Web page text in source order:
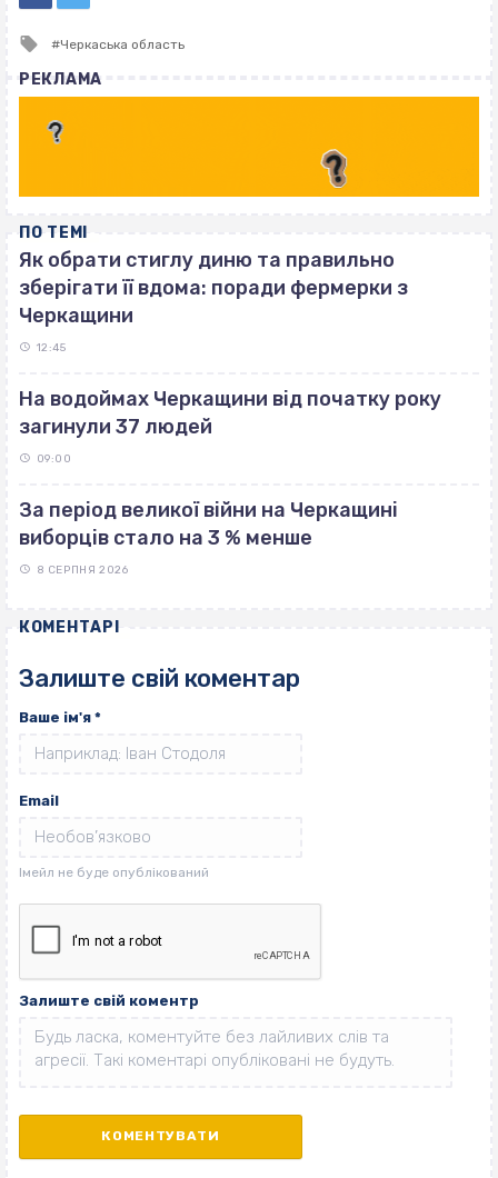
Tagged
Черкаська область
РЕКЛАМА
ПО ТЕМІ
Як обрати стиглу диню та правильно
зберігати її вдома: поради фермерки з
Черкащини
12:45
На водоймах Черкащини від початку року
загинули 37 людей
09:00
За період великої війни на Черкащині
виборців стало на 3 % менше
8 СЕРПНЯ 2026
КОМЕНТАРІ
Залиште свій коментар
Ваше ім'я *
Email
Залиште свій коментр